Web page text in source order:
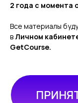
2 года с момента
Все материалы
в Личном
GetCourse.